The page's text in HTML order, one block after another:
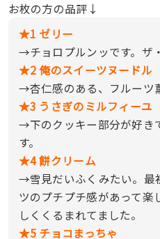
お枚の方の品評↓
★1 ゼリー
→チョロプルンッです。ザ
★2 俺のスイーツヌードル
→杏仁感のある、フルーツ
★3 うさぎのミルフィーユ
→下のクッキー部分が好き
す。
★4 餅クリーム
→雪見だいふくみたい。最
ツのプチプチ感があって楽
しくくるまれてました。
★5 チョコまっちゃ